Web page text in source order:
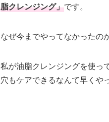
脂クレンジング」です。
なぜ今までやってなかったの
私が油脂クレンジングを使っ
穴もケアできるなんて早くや